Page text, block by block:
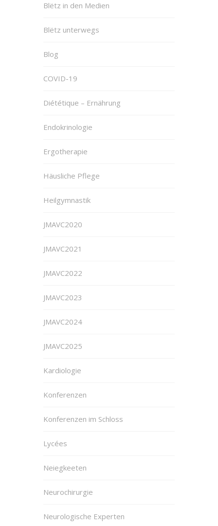
Blëtz in den Medien
Blëtz unterwegs
Blog
COVID-19
Diététique – Ernährung
Endokrinologie
Ergotherapie
Häusliche Pflege
Heilgymnastik
JMAVC2020
JMAVC2021
JMAVC2022
JMAVC2023
JMAVC2024
JMAVC2025
Kardiologie
Konferenzen
Konferenzen im Schloss
Lycées
Neiegkeeten
Neurochirurgie
Neurologische Experten